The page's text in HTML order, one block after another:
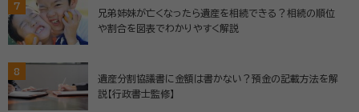
7
兄弟姉妹が亡くなったら遺産を相続できる？相続の順位
や割合を図表でわかりやすく解説
8
遺産分割協議書に金額は書かない？預金の記載方法を解
説【行政書士監修】